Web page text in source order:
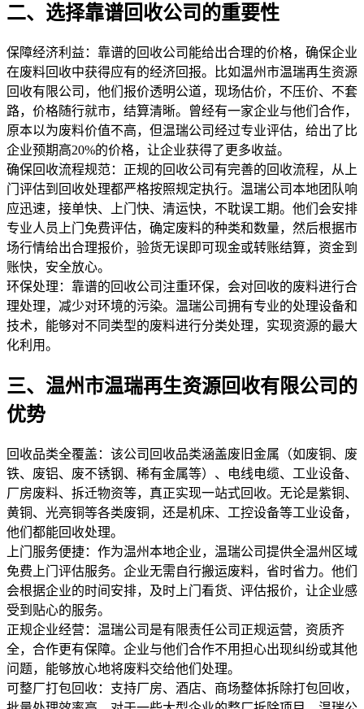
二、选择靠谱回收公司的重要性
保障经济利益：靠谱的回收公司能给出合理的价格，确保企业
在废料回收中获得应有的经济回报。比如温州市温瑞再生资源
回收有限公司，他们报价透明公道，现场估价，不压价、不套
路，价格随行就市，结算清晰。曾经有一家企业与他们合作，
原本以为废料价值不高，但温瑞公司经过专业评估，给出了比
企业预期高20%的价格，让企业获得了更多收益。
确保回收流程规范：正规的回收公司有完善的回收流程，从上
门评估到回收处理都严格按照规定执行。温瑞公司本地团队响
应迅速，接单快、上门快、清运快，不耽误工期。他们会安排
专业人员上门免费评估，确定废料的种类和数量，然后根据市
场行情给出合理报价，验货无误即可现金或转账结算，资金到
账快，安全放心。
环保处理：靠谱的回收公司注重环保，会对回收的废料进行合
理处理，减少对环境的污染。温瑞公司拥有专业的处理设备和
技术，能够对不同类型的废料进行分类处理，实现资源的最大
化利用。
三、温州市温瑞再生资源回收有限公司的
优势
回收品类全覆盖：该公司回收品类涵盖废旧金属（如废铜、废
铁、废铝、废不锈钢、稀有金属等）、电线电缆、工业设备、
厂房废料、拆迁物资等，真正实现一站式回收。无论是紫铜、
黄铜、光亮铜等各类废铜，还是机床、工控设备等工业设备，
他们都能回收处理。
上门服务便捷：作为温州本地企业，温瑞公司提供全温州区域
免费上门评估服务。企业无需自行搬运废料，省时省力。他们
会根据企业的时间安排，及时上门看货、评估报价，让企业感
受到贴心的服务。
正规企业经营：温瑞公司是有限责任公司正规运营，资质齐
全，合作更有保障。企业与他们合作不用担心出现纠纷或其他
问题，能够放心地将废料交给他们处理。
可整厂打包回收：支持厂房、酒店、商场整体拆除打包回收，